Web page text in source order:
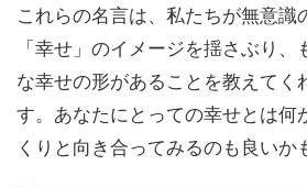
これらの名言は、私たちが無意識
「幸せ」のイメージを揺さぶり
な幸せの形があることを教えてく
す。あなたにとっての幸せとは何
くりと向き合ってみるのも良いか